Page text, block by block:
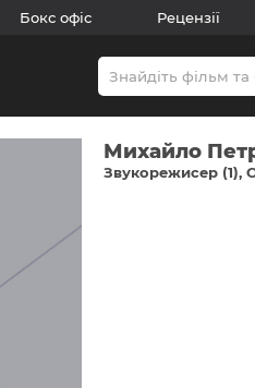
Бокс офіс Рецензії
Михайло
Звукорежисер (1)